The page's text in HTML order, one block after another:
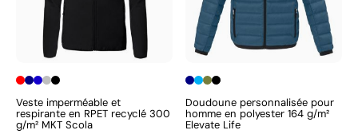
Veste imperméable et
respirante en RPET recyclé 300
g/m² MKT Scola
Doudoune personnalisée pour
homme en polyester 164 g/m²
Elevate Life